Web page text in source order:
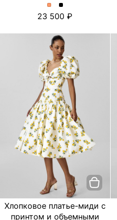
Платье
миди
отделкой
из
шитья
и
съёмными
бретелями.
Цвет
Персиковый
Платье
миди
отделкой
из
шитья
и
съёмными
бретелями.
Цвет
Черный
23 500
Хлопковое платье-миди с
принтом и объемными